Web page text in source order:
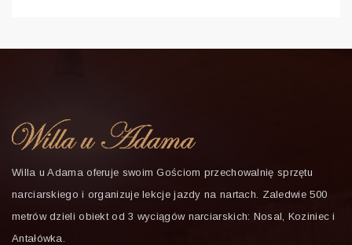
Willa u Adama oferuje swoim Gościom przechowalnię sprzętu
narciarskiego i organizuje lekcje jazdy na nartach. Zaledwie 500
metrów dzieli obiekt od 3 wyciągów narciarskich: Nosal, Koziniec i
Antałówka.